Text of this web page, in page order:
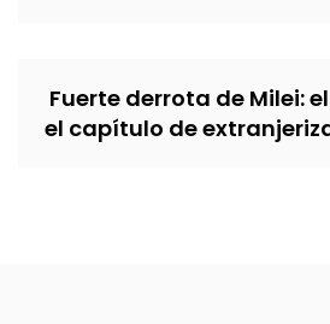
Fuerte derrota de Milei:
el capítulo de